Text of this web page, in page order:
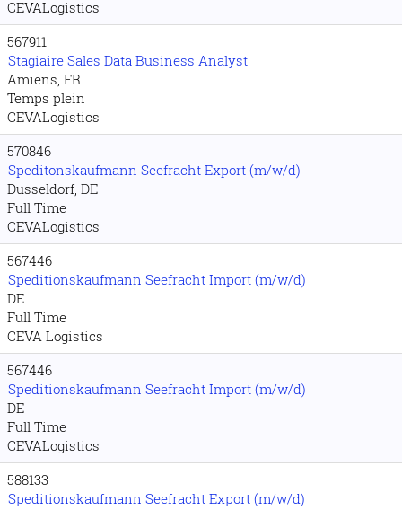
CEVALogistics
567911
Stagiaire Sales Data Business Analyst
Amiens, FR
Temps plein
CEVALogistics
570846
Speditonskaufmann Seefracht Export (m/w/d)
Dusseldorf, DE
Full Time
CEVALogistics
567446
Speditionskaufmann Seefracht Import (m/w/d)
DE
Full Time
CEVA Logistics
567446
Speditionskaufmann Seefracht Import (m/w/d)
DE
Full Time
CEVALogistics
588133
Speditionskaufmann Seefracht Export (m/w/d)